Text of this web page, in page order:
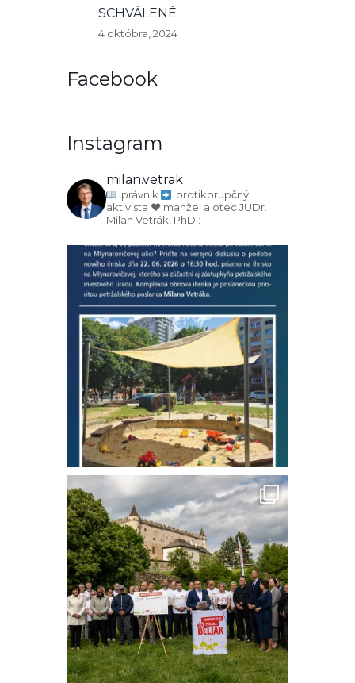
SCHVÁLENÉ
4 októbra, 2024
Facebook
Instagram
milan.vetrak
právnik
protikorupčný
aktivista ♥️ manžel a otec JUDr.
Milan Vetrák, PhD.: